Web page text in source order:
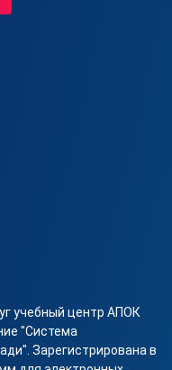
учебный центр АПОК
"Система
Зарегистрирована в